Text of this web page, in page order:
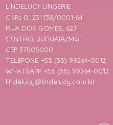
LINDELUCY LINGERIE
CNPJ 01.231.138/0001-64
RUA DOS GOMES, 627
CENTRO, JURUAIA/MG
CEP 37805000
TELEFONE +55 (35) 99264-0012
WHATSAPP +55 (35) 99264-0012
lindelucy@lindelucy.com.br